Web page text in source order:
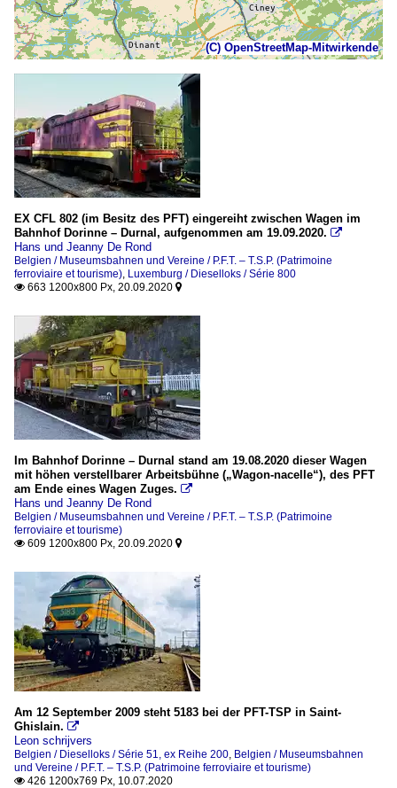
(C) OpenStreetMap-Mitwirkende
EX CFL 802 (im Besitz des PFT) eingereiht zwischen Wagen im
Bahnhof Dorinne – Durnal, aufgenommen am 19.09.2020. 
Hans und Jeanny De Rond
Belgien / Museumsbahnen und Vereine / P.F.T. – T.S.P. (Patrimoine
ferroviaire et tourisme), Luxemburg / Dieselloks / Série 800
 663 1200x800 Px, 20.09.2020 
Im Bahnhof Dorinne – Durnal stand am 19.08.2020 dieser Wagen
mit höhen verstellbarer Arbeitsbühne („Wagon-nacelle“), des PFT
am Ende eines Wagen Zuges. 
Hans und Jeanny De Rond
Belgien / Museumsbahnen und Vereine / P.F.T. – T.S.P. (Patrimoine
ferroviaire et tourisme)
 609 1200x800 Px, 20.09.2020 
Am 12 September 2009 steht 5183 bei der PFT-TSP in Saint-
Ghislain. 
Leon schrijvers
Belgien / Dieselloks / Série 51, ex Reihe 200, Belgien / Museumsbahnen
und Vereine / P.F.T. – T.S.P. (Patrimoine ferroviaire et tourisme)
 426 1200x769 Px, 10.07.2020